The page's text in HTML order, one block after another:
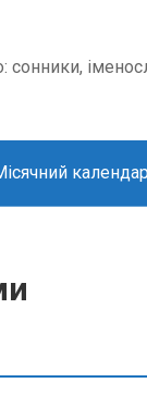
сонники,
календар